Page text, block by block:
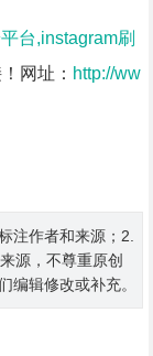
台,instagram刷
网址： http://ww
注作者和来源；2.
源，不尊重原创
编辑修改或补充。